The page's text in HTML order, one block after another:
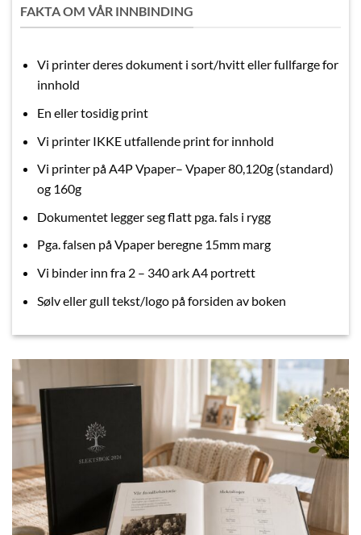
FAKTA OM VÅR INNBINDING
Vi printer deres dokument i sort/hvitt eller fullfarge for
innhold
En eller tosidig print
Vi printer IKKE utfallende print for innhold
Vi printer på A4P Vpaper– Vpaper 80,120g (standard)
og 160g
Dokumentet legger seg flatt pga. fals i rygg
Pga. falsen på Vpaper beregne 15mm marg
Vi binder inn fra 2 – 340 ark A4 portrett
Sølv eller gull tekst/logo på forsiden av boken